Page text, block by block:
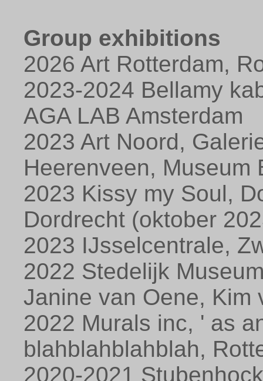
Group exhibitions
2026 Art Rotterdam,
2023-2024 Bellamy
AGA LAB Amsterdam
2023 Art Noord,
Heerenveen, Museum
2023 Kissy my Soul,
Dordrecht (oktober
2023 IJsselcentrale,
2022 Stedelijk
Janine van Oene, Kim
2022 Murals inc, ' as
blahblahblahblah,
2020-2021